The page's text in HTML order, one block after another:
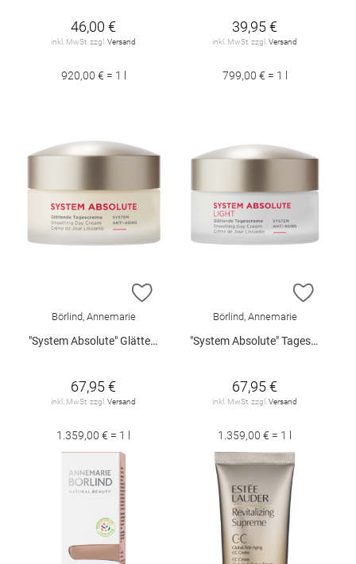
46,00 €
inkl. MwSt. zzgl. Versand
920,00 € = 1 l
39,95 €
inkl. MwSt. zzgl. Versand
799,00 € = 1 l
ZUR WUNSCHLISTE HINZUFÜGEN
Börlind, Annemarie
"System Absolute" Glättende Tagescreme 50 ml
67,95 €
inkl. MwSt. zzgl. Versand
1.359,00 € = 1 l
ZUR
Börlind, Annemarie
"System Absolute" Tagescreme light 50 ml
67,95 €
inkl. MwSt. zzgl. Versand
1.359,00 € = 1 l